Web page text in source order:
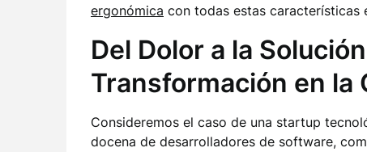
ergonómica con todas estas características
Del Dolor a la
Transformación en la
Consideremos el caso de una startup
docena de desarrolladores de software,